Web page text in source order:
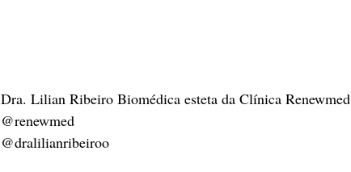
Dra. Lilian Ribeiro Biomédica esteta da Clínica Renewmed
@renewmed
@dralilianribeiroo